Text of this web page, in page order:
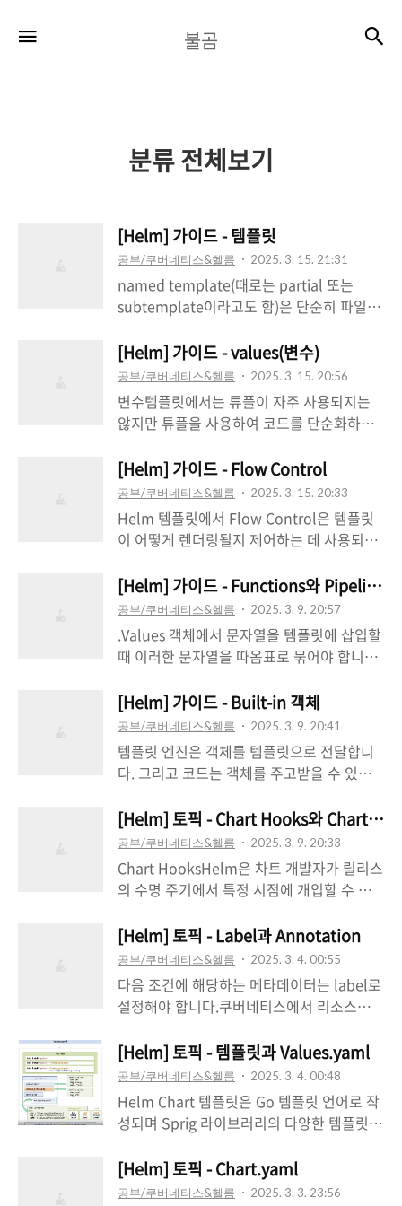
곰
불곰
분류 전체보기
[Helm] 가이드 - 템플릿
공부/쿠버네티스&헬름 2025. 3. 15. 21:31
named template(때로는 partial 또는
subtemplate이라고도 함)은 단순히 파일 내
이를 생성하는 두 가지 방법과 사용하는 몇
가지 다른 방법을 살펴볼 것입니다.템플릿 이
름을 지정할 때 중요한 세부 정보는 템플릿
이름은 전역적이라는 것입니다. 동일한 이름
으로 두 개의 템플릿을 선언하면 마지막에 로
드된 템플릿이 사용됩니다. 서브차트의 템플
릿은 최상위 레벨 템플릿과 함께 컴파일되므
로, 템플릿 이름을 차트별 고유한 이름으로
지정하는 데 주의해야 합니다.일반적인 명명
규칙 중 하나는 정의된 각 템플릿에 차트 이
define "mychart.labels" }}와 같이 사용합
니다. 특정 차트 이름을 접두사로..
[Helm] 가이드 - values(변수)
공부/쿠버네티스&헬름 2025. 3. 15. 20:56
변수템플릿에서는 튜플이 자주 사용되지는
않지만 튜플을 사용하여 코드를 단순화하고
법을 살펴보겠습니다. {{- with
.Values.favorite }} drink: {{ .drink |
default "tea" | quote }} food: {{ .food |
upper | quote }} release: {{
.Release.Name }} {{- end
}}Release.Name은 with 블록에서 제한된
스코프 내에 있지 않습니다. 스코프 문제를
해결하는 한 가지 방법은 현재 스코프에 관계
없이 접근할 수 있는 변수에 객체를 할당하는
것입니다.Helm 템플릿에서 변수는 다른 객
를 따릅니다. 변수는 특..
[Helm] 가이드 - Flow Control
공부/쿠버네티스&헬름 2025. 3. 15. 20:33
Helm 템플릿에서 Flow Control은 템플릿
이 어떻게 렌더링될지 제어하는 데 사용되는
로직, 반복문 등을 템플릿 내에 구현하여 유
연하고 동적인 매니페스트 생성을 가능하게
합니다. Helm의 Flow Control은 Go 템플
릿 언어를 기반으로 하며, 특정 액션
(Actions)을 사용하여 정의됩니다.if/else조
건문의 기본 구조는 다음과 같습니다.{{ if
PIPELINE }} # Do something{{ else if
OTHER PIPELINE }} # Do something
else{{ else }} # Default case{{ end }}파이
프라인을 사용하면 조건문과 비슷한 표현을
false로 평가..
[Helm] 가이드 - Functions와 Pipelines
공부/쿠버네티스&헬름 2025. 3. 9. 20:57
.Values 객체에서 문자열을 템플릿에 삽입할
때 이러한 문자열을 따옴표로 묶어야 합니다.
이를 수행할 수 있습니다.apiVersion:
v1kind: ConfigMapmetadata: name: {{
.Release.Name }}-configmapdata:
myvalue: "Hello World" drink: {{ quote
.Values.favorite.drink }} food: "{{ quote
.Values.favorite.food }}" water: "{{
.Values.favorite.water }}"위와 같이 진행한
다면 “drink” , “food”, water 와 같이 출력
됩니다.파이프라인템플릿 언어의 강력한 기
능 중 하나는 파이프라인..
[Helm] 가이드 - Built-in 객체
공부/쿠버네티스&헬름 2025. 3. 9. 20:41
템플릿 엔진은 객체를 템플릿으로 전달합니
다. 그리고 코드는 객체를 주고받을 수 있습
볼 수 있습니다). 나중에 보게 될 tuple 함수
와 같이 템플릿 내에서 새 객체를 생성하는
몇 가지 방법도 있습니다.객체는 단순하여 하
나의 값만 가질 수 있습니다. 또는 다른 객체
나 함수를 포함할 수도 있습니다. 예를 들어,
Release 객체는 여러 객체(예:
Release.Name)를 포함하고 Files 객체는 몇
가지 함수를 가지고 있습니다.이전 섹션에서
{{ .Release.Name }}을 사용하여 릴리스 이
름을 템플릿에 삽입했습니다. Release는 템
하나입니다.Release: 릴리스 자체를 설명하
는 객체Release.N..
[Helm] 토픽 - Chart Hooks와 Chart
공부/쿠버네티스&헬름 2025. 3. 9. 20:33
Chart HooksHelm은 차트 개발자가 릴리스
의 수명 주기에서 특정 시점에 개입할 수 있
사용하면 다음과 같은 작업을 수행할 수 있습
니다.다른 차트가 로드되기 전에 설치 중에
ConfigMap 또는 Secret을 로드새 차트를
설치하기 전에 데이터베이스를 백업하는
Job을 실행하고 업그레이드 후 데이터를 복
원하는 두 번째 Job을 실행릴리스를 삭제하
기 전에 Job을 실행하여 서비스를 제거하기
전 서비스를 정상적으로 로테이션에서 제거
합니다.hook은 일반 템플릿처럼 작동하지만
Helm이 다르게 활용하도록 하는 특수 어노
hookAnnotation Value설명pre-install템
플릿이 렌더링된 후, Kubernetes에서 리..
[Helm] 토픽 - Label과 Annotation
공부/쿠버네티스&헬름 2025. 3. 4. 00:55
다음 조건에 해당하는 메타데이터는 label로
설정해야 합니다.쿠버네티스에서 리소스를
목적으로 운영자에게 노출하는 것이 유용한
경우예를 들어, helm.sh/chart: NAME-
VERSION label을 사용하여 운영자가 특정
차트의 모든 인스턴스를 편리하게 찾을 수 있
도록 하는 것이 좋음쿼리에 사용되지 않는 메
타데이터는 어노테이션으로 설정해야 합니
다. Helm hooks는 항상 어노테이션으로 설
정됩니다.label을 사용하여 리소스를 식별하
[Helm] 토픽 - 템플릿과 Values.yaml
공부/쿠버네티스&헬름 2025. 3. 4. 00:48
Helm Chart 템플릿은 Go 템플릿 언어로 작
성되며 Sprig 라이브러리의 다양한 템플릿
다.모든 템플릿 파일은 차트의 templates/
폴더에 저장됩니다. Helm은 차트를 렌더링
[Helm] 토픽 - Chart.yaml
공부/쿠버네티스&헬름 2025. 3. 3. 23:56